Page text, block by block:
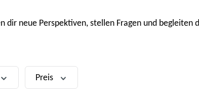
dir neue Perspektiven, stellen Fragen und begleiten
Preis